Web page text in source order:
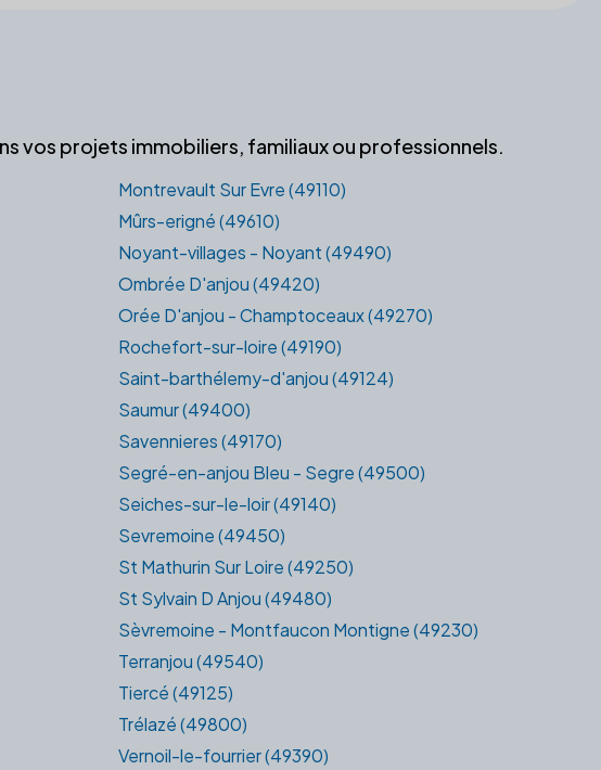
vos projets immobiliers, familiaux ou professionnels.
Montrevault Sur Evre (49110)
Mûrs-erigné (49610)
Noyant-villages - Noyant (49490)
Ombrée D'anjou (49420)
Orée D'anjou - Champtoceaux (49270)
Rochefort-sur-loire (49190)
Saint-barthélemy-d'anjou (49124)
Saumur (49400)
Savennieres (49170)
Segré-en-anjou Bleu - Segre (49500)
Seiches-sur-le-loir (49140)
Sevremoine (49450)
St Mathurin Sur Loire (49250)
St Sylvain D Anjou (49480)
Sèvremoine - Montfaucon Montigne (49230)
Terranjou (49540)
Tiercé (49125)
Trélazé (49800)
Vernoil-le-fourrier (49390)